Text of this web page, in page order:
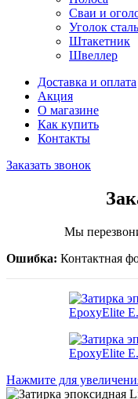
Сваи и
Уголок
Штакетник
Швеллер
Доставка и оплата
Акция
О магазине
Как купить
Контакты
Заказать звонок
Мы
Ошибка: Контактная
Нажмите для